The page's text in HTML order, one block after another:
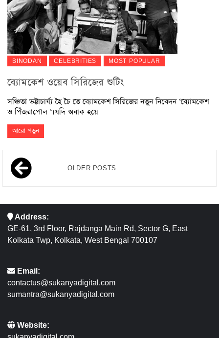
BINODAN CELEBRITIES MOST POPULAR
ব্যোমকেশ ওয়েব সিরিজের শুটিং
সঞ্চিতা ভট্টাচার্য্য হৈ চৈ তে ব্যোমকেশ সিরিজের নতুন নিবেদন ‘ব্যোমকেশ
ও পিঁজরাপোল ‘।যদি অবাক হয়ে
আরো পড়ুন
OLDER POSTS
Address:
GE-61, 3rd Floor, Rajdanga Main Rd, Sector G, East
Kolkata Twp, Kolkata, West Bengal 700107
Email:
contactus@sukanyadigital.com
sumantra@sukanyadigital.com
Website: